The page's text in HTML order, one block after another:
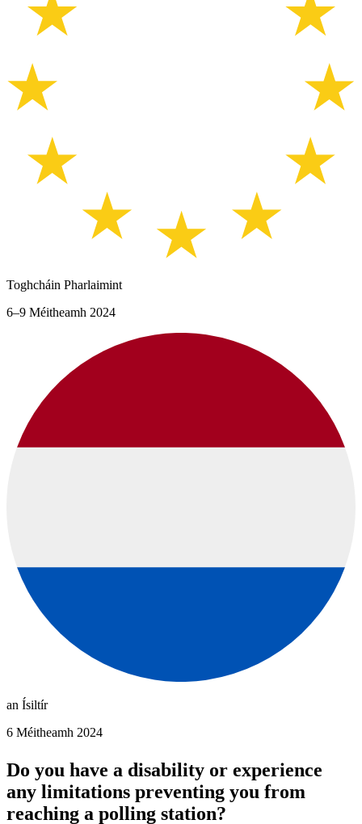
Toghcháin Pharlaimint
6–9 Méitheamh 2024
an Ísiltír
6 Méitheamh 2024
Do you have a disability or experience
any limitations preventing you from
reaching a polling station?